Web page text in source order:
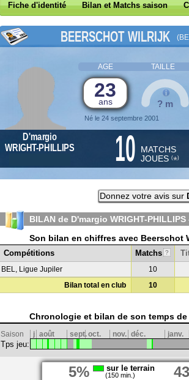
Fiche d'identité Bilan et Matchs saison
BEERSCHOT WILRIJK
AGE TAILLE
23
ans
Né le 24 septembre 2001
? m
D'margio
WRIGHT-PHILLIPS
10 MATCHS
JOUES (*)
Donnez votre avis sur
BILAN de D'margio WRIGHT-
Son bilan en chiffres avec Beerschot
Compétitions
Matchs ?
BEL, Ligue Jupiler 10
Bilan total en club
10
Chronologie et bilan de son temps de
Saison j août sept.oct. nov. déc. janv.
Tps jeu:
5% sur le terrain
(150 min.)